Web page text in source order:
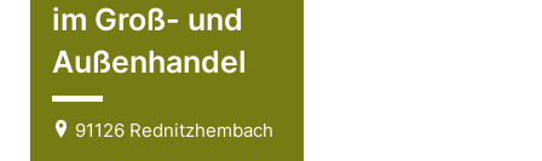
im Groß- und
Außenhandel
91126 Rednitzhembach